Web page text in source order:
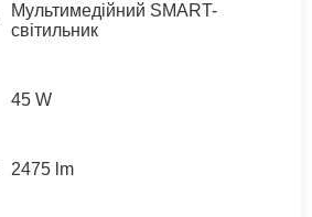
Мультимедійний SMART-
світильник
45 W
2475 lm